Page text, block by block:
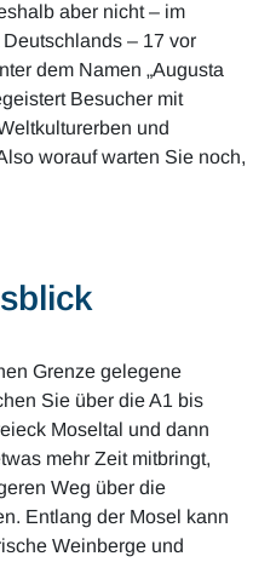
aber nicht – im
– 17 vor
dem Namen „Augusta
Besucher mit
und
worauf warten Sie noch,
Grenze gelegene
Sie über die A1 bis
Moseltal und dann
mehr Zeit mitbringt,
Weg über die
Entlang der Mosel kann
Weinberge und